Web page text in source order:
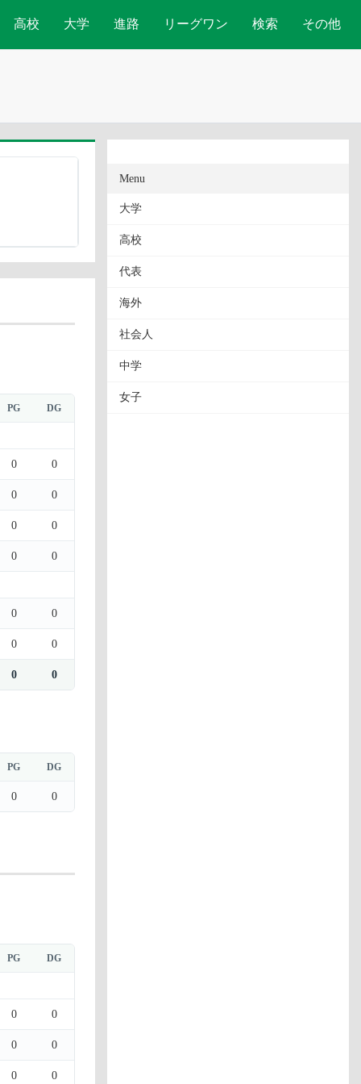
高校 大学 進路 リーグワン 検索 その他
PG DG
0 0
0 0
0 0
0 0
0 0
0 0
0 0
PG DG
0 0
PG DG
0 0
0 0
0 0
Menu
大学
高校
代表
海外
社会人
中学
女子